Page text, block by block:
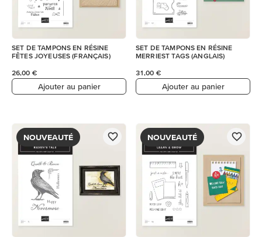
SET DE TAMPONS EN RÉSINE
FÊTES JOYEUSES (FRANÇAIS)
26,00 €
Ajouter au panier
SET DE TAMPONS EN RÉSINE
MERRIEST TAGS (ANGLAIS)
31,00 €
Ajouter au panier
NOUVEAUTÉ NOUVEAUTÉ